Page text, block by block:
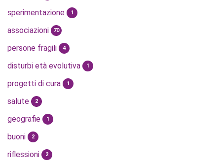
sperimentazione 1
associazioni 70
persone fragili 4
disturbi età evolutiva 1
progetti di cura 1
salute 2
geografie 1
buoni 2
riflessioni 2